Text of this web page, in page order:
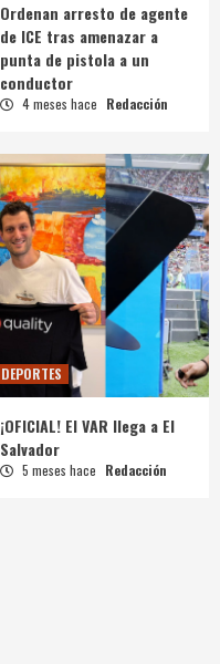
Ordenan arresto de agente
de ICE tras amenazar a
punta de pistola a un
conductor
4 meses hace Redacción
DEPORTES
¡OFICIAL! El VAR llega a El
Salvador
5 meses hace Redacción